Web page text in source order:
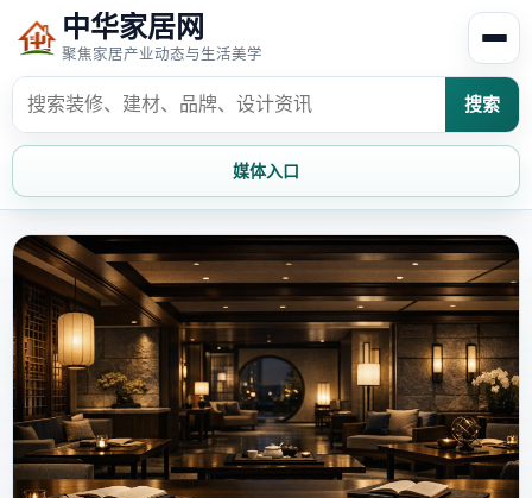
中华家居网
聚焦家居产业动态与生活美学
搜索
媒体入口
首页 家居资讯
家居风水 家居欣赏
时尚饰家 装修设计
家具知识 家居文化